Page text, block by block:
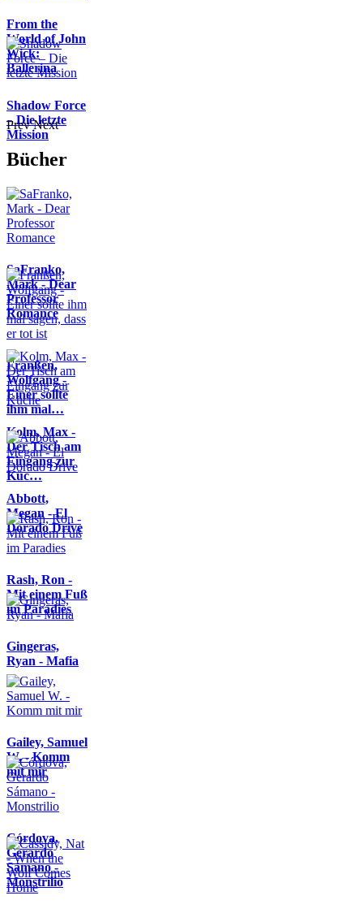
From the
World of John
Wick:
Ballerina
Shadow Force
– Die letzte
Mission
Prev Next
Bücher
SaFranko,
Mark - Dear
Professor
Romance
Franßen,
Wolfgang -
Einer sollte
ihm mal…
Kolm, Max -
Der Tisch am
Eingang zur
Küc…
Abbott,
Megan - El
Dorado Drive
Rash, Ron -
Mit einem Fuß
im Paradies
Gingeras,
Ryan - Mafia
Gailey, Samuel
W. - Komm
mit mir
Córdova,
Gerardo
Sámano -
Monstrilio